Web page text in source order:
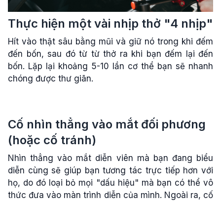
Thực hiện một vài nhịp thở "4 nhịp"
Hít vào thật sâu bằng mũi và giữ nó trong khi đếm
đến bốn, sau đó từ từ thở ra khi bạn đếm lại đến
bốn. Lặp lại khoảng 5-10 lần cơ thể bạn sẽ nhanh
chóng được thư giãn.
Cố nhìn thẳng vào mắt đối phương
(hoặc cố tránh)
Nhìn thẳng vào mắt diễn viên mà bạn đang biểu
diễn cùng sẽ giúp bạn tương tác trực tiếp hơn với
họ, do đó loại bỏ mọi "dấu hiệu" mà bạn có thể vô
thức đưa vào màn trình diễn của mình. Ngoài ra, cố